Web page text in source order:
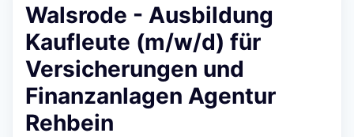
Walsrode - Ausbildung
Kaufleute (m/w/d) für
Versicherungen und
Finanzanlagen Agentur
Rehbein